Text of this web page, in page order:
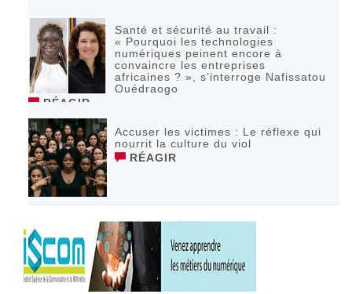
Santé et sécurité au travail :
« Pourquoi les technologies
numériques peinent encore à
convaincre les entreprises
africaines ? », s’interroge Nafissatou
Ouédraogo
RÉAGIR
Accuser les victimes : Le réflexe qui
nourrit la culture du viol
RÉAGIR